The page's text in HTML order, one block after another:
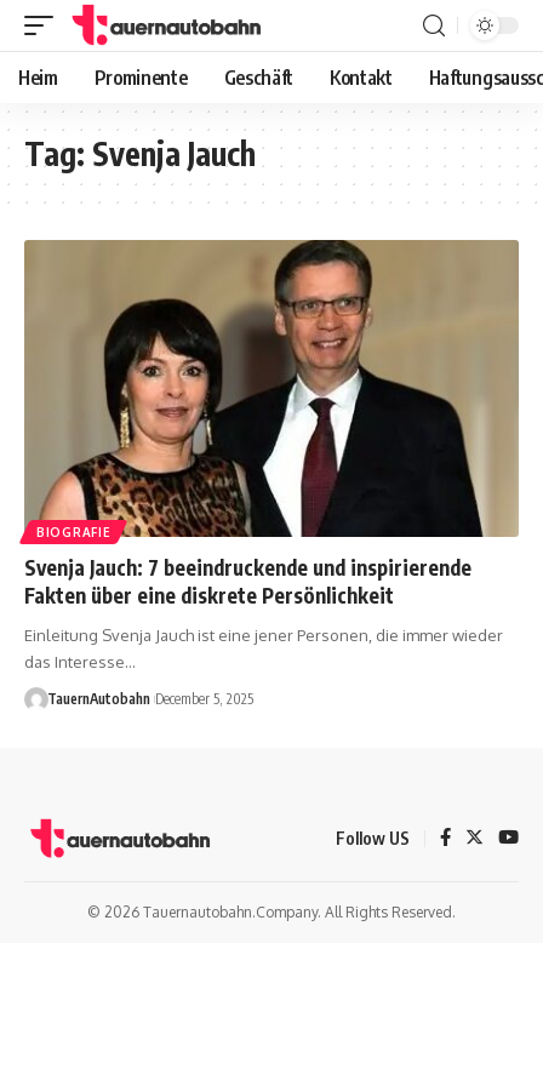
Heim Prominente Geschäft Kontakt
Tag: Svenja Jauch
BIOGRAFIE
Svenja Jauch: 7 beeindruckende und inspirierende
Fakten über eine diskrete Persönlichkeit
Einleitung Svenja Jauch ist eine jener Personen, die immer wieder
das Interesse…
TauernAutobahn December 5, 2025
Follow US
© 2026 Tauernautobahn.Company. All Rights Reserved.